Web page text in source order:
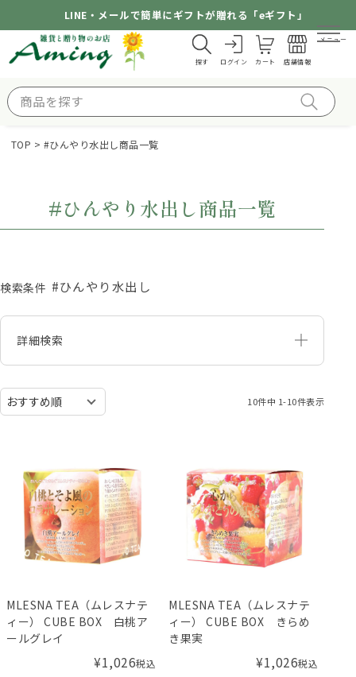
LINE・メールで簡単にギフトが贈れる「eギフト」
探す ログイン カート 店舗情報
メニュー
TOP #ひんやり水出し商品一覧
#ひんやり水出し商品一覧
検索条件 #ひんやり水出し
詳細検索
10件中 1-10件表示
MLESNA TEA（ムレスナテ
ィー） CUBE BOX 白桃ア
ールグレイ
¥1,026税込
MLESNA TEA（ムレスナテ
ィー） CUBE BOX きらめ
き果実
¥1,026税込